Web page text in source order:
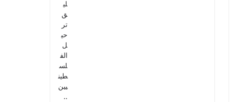
لي
ق
تر
حي
ل
الف
لس
طين
يين
..